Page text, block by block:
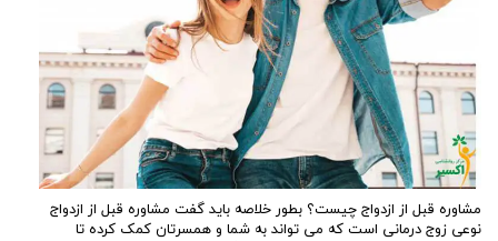
مشاوره قبل از ازدواج چیست؟ بطور خلاصه باید گفت مشاوره قبل از ازدواج
نوعی زوج درمانی است که می تواند به شما و همسرتان کمک کرده تا